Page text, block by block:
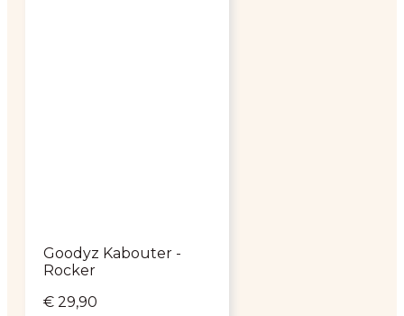
Goodyz Kabouter -
Rocker
€ 29,90